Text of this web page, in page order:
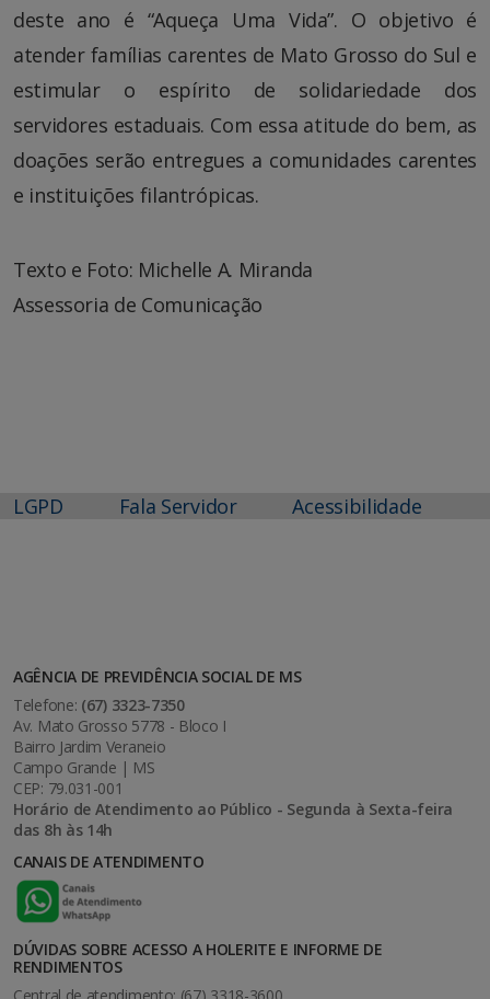
deste ano é “Aqueça Uma Vida”. O objetivo é
atender famílias carentes de Mato Grosso do Sul e
estimular o espírito de solidariedade dos
servidores estaduais. Com essa atitude do bem, as
doações serão entregues a comunidades carentes
e instituições filantrópicas.
Texto e Foto: Michelle A. Miranda
Assessoria de Comunicação
LGPD Fala Servidor Acessibilidade
AGÊNCIA DE PREVIDÊNCIA SOCIAL DE MS
Telefone: (67) 3323-7350
Av. Mato Grosso 5778 - Bloco I
Bairro Jardim Veraneio
Campo Grande | MS
CEP: 79.031-001
Horário de Atendimento ao Público - Segunda à Sexta-feira
das 8h às 14h
CANAIS DE ATENDIMENTO
DÚVIDAS SOBRE ACESSO A HOLERITE E INFORME DE
RENDIMENTOS